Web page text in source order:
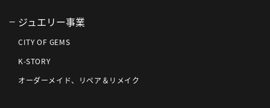
ジュエリー事業
CITY OF GEMS
K-STORY
オーダーメイド、リペア＆リメイク